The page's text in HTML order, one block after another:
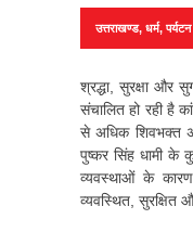
उत्तराखण्ड, धर्म,पर्यटन
श्रद्धा, सुरक्षा और
संचालित हो रही है
से अधिक शिवभक्त
पुष्कर सिंह धामी के
व्यवस्थाओं के
व्यवस्थित, सुरक्षित